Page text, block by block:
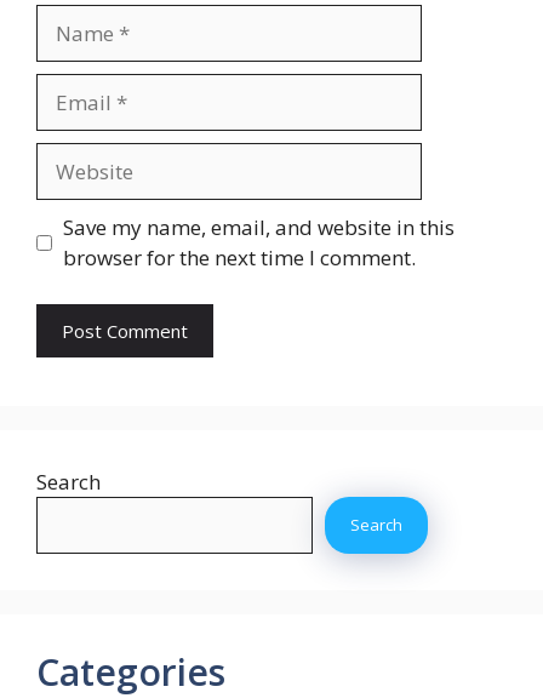
Save my name, email, and website in this
browser for the next time I comment.
Search
Search
Categories